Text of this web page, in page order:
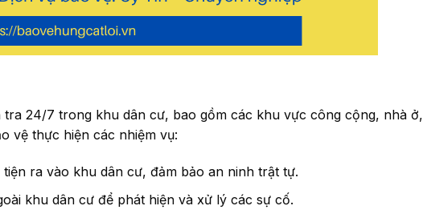
24/7 trong khu dân cư, bao gồm các khu vực công cộng, nhà ở,
vệ thực hiện các nhiệm vụ:
ra vào khu dân cư, đảm bảo an ninh trật tự.
khu dân cư để phát hiện và xử lý các sự cố.